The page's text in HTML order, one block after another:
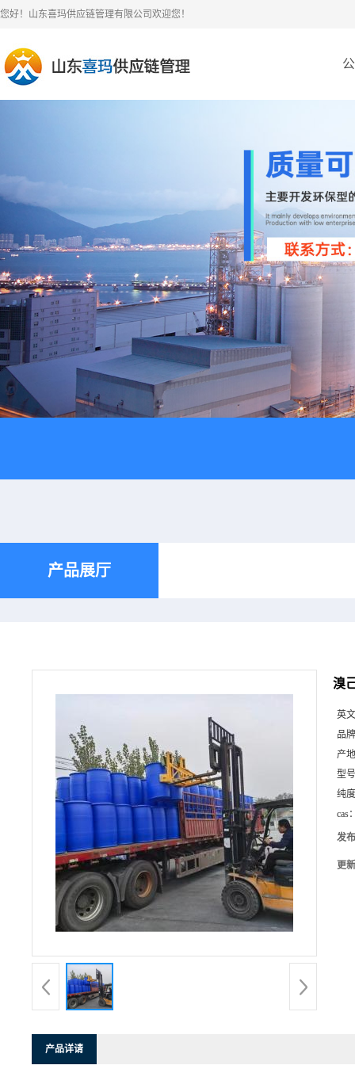
您好！山东喜玛供应链管理有限公司欢迎您！
产品展厅
溴
英
品
产
型
纯
cas
发
更
产品详请